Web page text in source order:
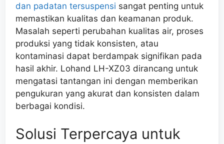
dan padatan tersuspensi sangat penting untuk
memastikan kualitas dan keamanan produk.
Masalah seperti perubahan kualitas air, proses
produksi yang tidak konsisten, atau
kontaminasi dapat berdampak signifikan pada
hasil akhir. Lohand LH-XZ03 dirancang untuk
mengatasi tantangan ini dengan memberikan
pengukuran yang akurat dan konsisten dalam
berbagai kondisi.
Solusi Terpercaya untuk